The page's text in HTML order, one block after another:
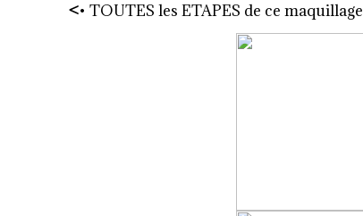
<• TOUTES les ETAPES de ce maquillage